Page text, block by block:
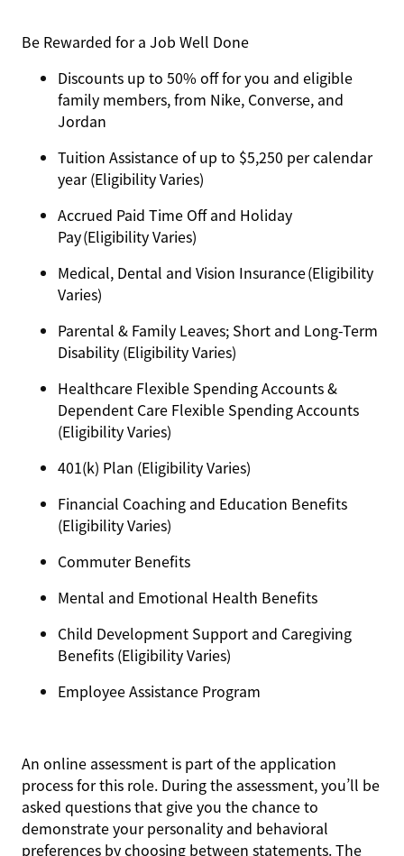
Be Rewarded for a Job Well Done
Discounts up to 50% off for you and eligible
family members, from Nike, Converse, and
Jordan
Tuition Assistance of up to $5,250 per calendar
year (Eligibility Varies)
Accrued Paid Time Off and Holiday
Pay (Eligibility Varies)
Medical, Dental and Vision Insurance (Eligibility
Varies)
Parental & Family Leaves; Short and Long-Term
Disability (Eligibility Varies)
Healthcare Flexible Spending Accounts &
Dependent Care Flexible Spending Accounts
(Eligibility Varies)
401(k) Plan (Eligibility Varies)
Financial Coaching and Education Benefits
(Eligibility Varies)
Commuter Benefits
Mental and Emotional Health Benefits
Child Development Support and Caregiving
Benefits (Eligibility Varies)
Employee Assistance Program
An online assessment is part of the application
process for this role. During the assessment, you’ll be
asked questions that give you the chance to
demonstrate your personality and behavioral
preferences by choosing between statements. The